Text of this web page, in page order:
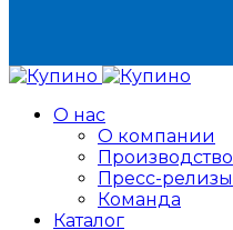
О нас
О компании
Производство
Пресс-релизы
Команда
Каталог